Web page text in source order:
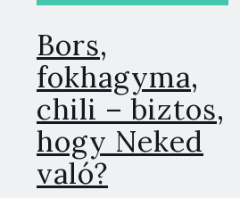
Bors,
fokhagyma,
chili – biztos,
hogy Neked
való?